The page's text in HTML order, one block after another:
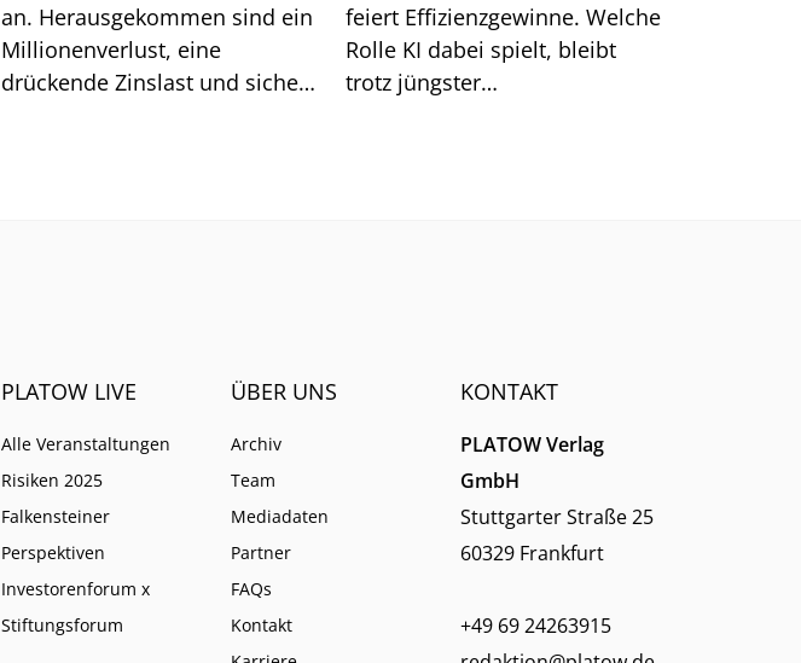
an. Herausgekommen sind ein
Millionenverlust, eine
drückende Zinslast und sicher
feiert Effizienzgewinne. Welche
Rolle KI dabei spielt, bleibt
trotz jüngster
PLATOW LIVE
Alle Veranstaltungen
Risiken 2025
Falkensteiner
Perspektiven
Investorenforum x
Stiftungsforum
ÜBER UNS
Archiv
Team
Mediadaten
Partner
FAQs
Kontakt
KONTAKT
PLATOW Verlag
GmbH
Stuttgarter Straße 25
60329 Frankfurt
+49 69 24263915